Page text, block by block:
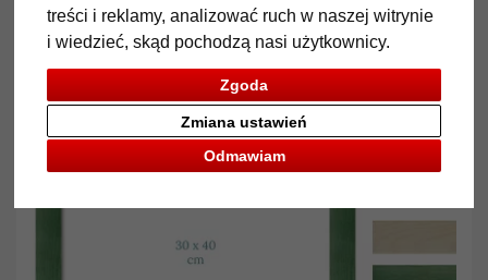
treści i reklamy, analizować ruch w naszej witrynie
i wiedzieć, skąd pochodzą nasi użytkownicy.
Zgoda
Odmawiam
Zmiana ustawień
Powrót